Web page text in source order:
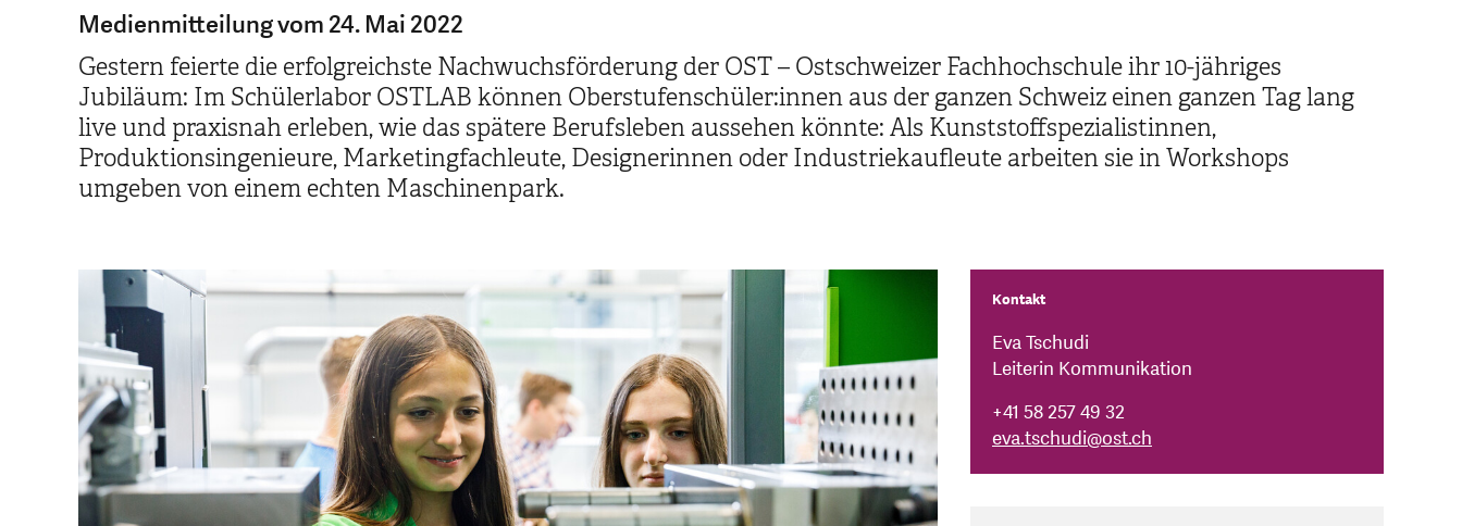
Medienmitteilung vom 24. Mai 2022
Gestern feierte die erfolgreichste Nachwuchsförderung der OST – Ostschweizer Fachhochschule ihr 10-jähriges
Jubiläum: Im Schülerlabor OSTLAB können Oberstufenschüler:innen aus der ganzen Schweiz einen ganzen Tag lang
live und praxisnah erleben, wie das spätere Berufsleben aussehen könnte: Als Kunststoffspezialistinnen,
Produktionsingenieure, Marketingfachleute, Designerinnen oder Industriekaufleute arbeiten sie in Workshops
umgeben von einem echten Maschinenpark.
Kontakt
Eva Tschudi
Leiterin Kommunikation
+41 58 257 49 32
eva.tschudi@ost.ch